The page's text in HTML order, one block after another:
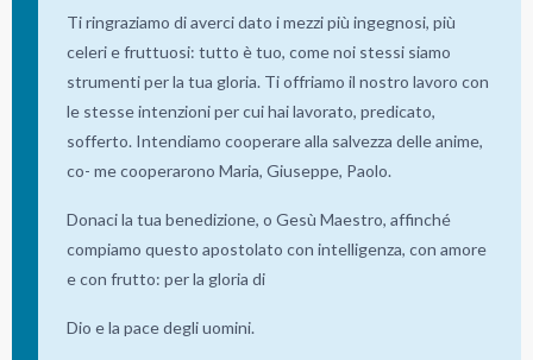
Ti ringraziamo di averci dato i mezzi più ingegnosi, più
celeri e fruttuosi: tutto è tuo, come noi stessi siamo
strumenti per la tua gloria. Ti offriamo il nostro lavoro con
le stesse intenzioni per cui hai lavorato, predicato,
sofferto. Intendiamo cooperare alla salvezza delle anime,
co- me cooperarono Maria, Giuseppe, Paolo.
Donaci la tua benedizione, o Gesù Maestro, affinché
compiamo questo apostolato con intelligenza, con amore
e con frutto: per la gloria di
Dio e la pace degli uomini.